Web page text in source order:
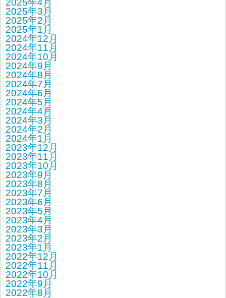
2025年3月
2025年2月
2025年1月
2024年12月
2024年11月
2024年10月
2024年9月
2024年8月
2024年7月
2024年6月
2024年5月
2024年4月
2024年3月
2024年2月
2024年1月
2023年12月
2023年11月
2023年10月
2023年9月
2023年8月
2023年7月
2023年6月
2023年5月
2023年4月
2023年3月
2023年2月
2023年1月
2022年12月
2022年11月
2022年10月
2022年9月
2022年8月